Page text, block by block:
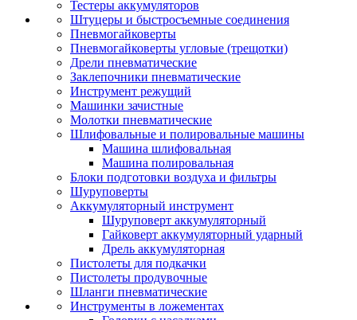
Тестеры аккумуляторов
Штуцеры и быстросъемные соединения
Пневмогайковерты
Пневмогайковерты угловые (трещотки)
Дрели пневматические
Заклепочники пневматические
Инструмент режущий
Машинки зачистные
Молотки пневматические
Шлифовальные и полировальные машины
Машина шлифовальная
Машина полировальная
Блоки подготовки воздуха и фильтры
Шуруповерты
Аккумуляторный инструмент
Шуруповерт аккумуляторный
Гайковерт аккумуляторный ударный
Дрель аккумуляторная
Пистолеты для подкачки
Пистолеты продувочные
Шланги пневматические
Инструменты в ложементах